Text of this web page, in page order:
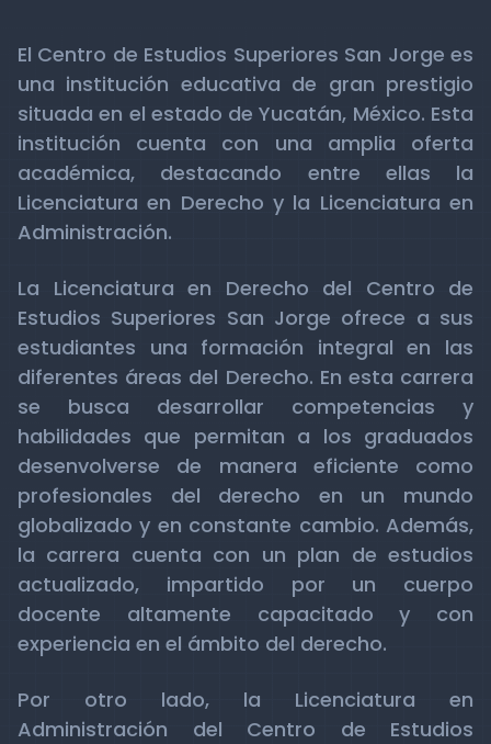
El Centro de Estudios Superiores San Jorge es
una institución educativa de gran prestigio
situada en el estado de Yucatán, México. Esta
institución cuenta con una amplia oferta
académica, destacando entre ellas la
Licenciatura en Derecho y la Licenciatura en
Administración.
La Licenciatura en Derecho del Centro de
Estudios Superiores San Jorge ofrece a sus
estudiantes una formación integral en las
diferentes áreas del Derecho. En esta carrera
se busca desarrollar competencias y
habilidades que permitan a los graduados
desenvolverse de manera eficiente como
profesionales del derecho en un mundo
globalizado y en constante cambio. Además,
la carrera cuenta con un plan de estudios
actualizado, impartido por un cuerpo
docente altamente capacitado y con
experiencia en el ámbito del derecho.
Por otro lado, la Licenciatura en
Administración del Centro de Estudios